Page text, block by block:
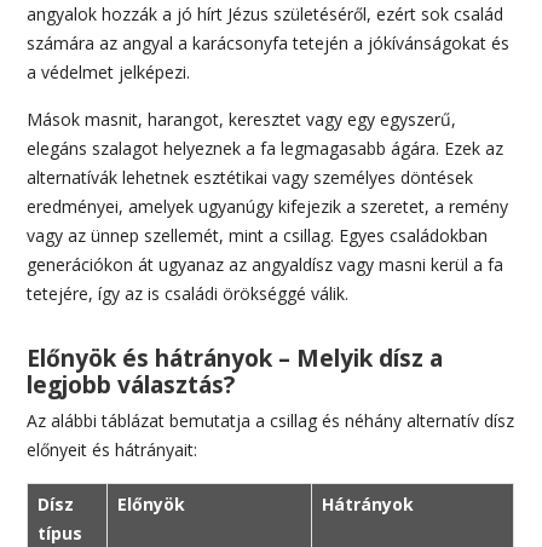
angyalok hozzák a jó hírt Jézus születéséről, ezért sok család
számára az angyal a karácsonyfa tetején a jókívánságokat és
a védelmet jelképezi.
Mások masnit, harangot, keresztet vagy egy egyszerű,
elegáns szalagot helyeznek a fa legmagasabb ágára. Ezek az
alternatívák lehetnek esztétikai vagy személyes döntések
eredményei, amelyek ugyanúgy kifejezik a szeretet, a remény
vagy az ünnep szellemét, mint a csillag. Egyes családokban
generációkon át ugyanaz az angyaldísz vagy masni kerül a fa
tetejére, így az is családi örökséggé válik.
Előnyök és hátrányok – Melyik dísz a
legjobb választás?
Az alábbi táblázat bemutatja a csillag és néhány alternatív dísz
előnyeit és hátrányait:
Dísz
típus
Előnyök Hátrányok